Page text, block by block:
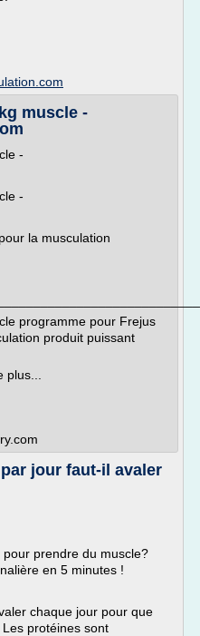
muscle -
-
-
la musculation
programme pour Frejus
produit puissant
jour faut-il avaler
prendre du muscle?
en 5 minutes !
chaque jour pour que
protéines sont